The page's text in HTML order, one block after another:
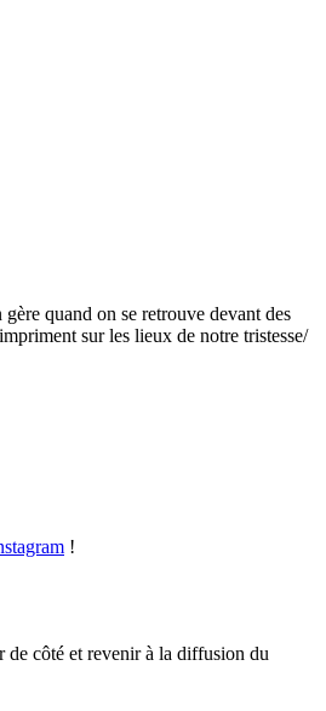
quand on se retrouve devant des
sur les lieux de notre tristesse/
!
de côté et revenir à la diffusion du